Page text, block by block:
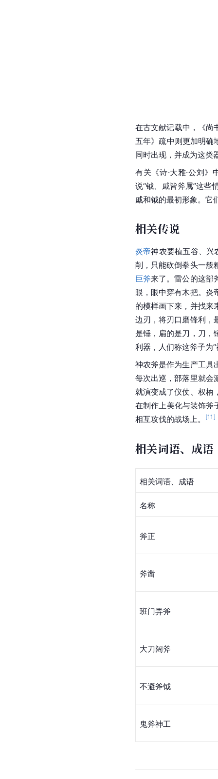
在古文献记载中，《尚
五年》疏中则更加明确
同时出现，并成为这类
有关《诗·大雅·公刘》
说“钺、戚皆斧属”这些
戚和钺的最初形象。它
相关传说
炎帝神农要植五谷、兴
削，只能砍倒拳头一般
巨斧来了。雷公的这部
眼，眼中穿有木把。炎
的模样画下来，并找来
边刃，将刃口磨锋利，
是锤，扁的是刀，刀，
利器，人们称这斧子为“
神农斧是作为生产工具
每次出巡，部落里就会
就演变成了仪仗、权柄
在制作上美化与装饰斧
相互攻伐的战场上。
[11 ]
相关词语、成语
相关词语、成语
名称
斧正
斧凿
班门弄斧
大刀阔斧
不避斧钺
鬼斧神工